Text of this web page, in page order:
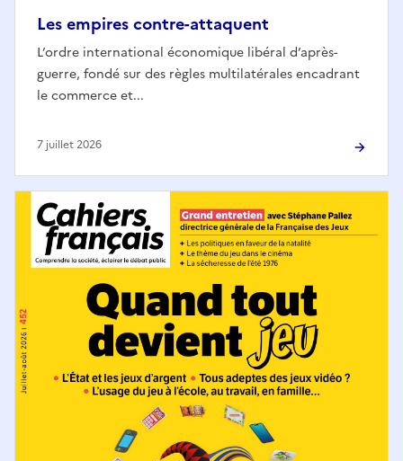
Les empires contre-attaquent
L’ordre international économique libéral d’après-
guerre, fondé sur des règles multilatérales encadrant
le commerce et...
7 juillet 2026